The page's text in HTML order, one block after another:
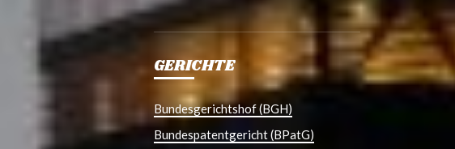
GERICHTE
Bundesgerichtshof (BGH)
Bundespatentgericht (BPatG)